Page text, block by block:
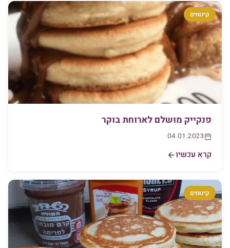
קינוחים
פנקייק מושלם לארוחת בוקר
04.01.2023
קרא עכשיו
קינוחים